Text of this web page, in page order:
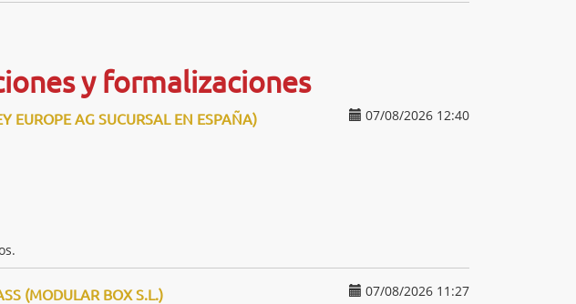
y formalizaciones
07/08/2026 12:40
EUROPE AG SUCURSAL EN ESPAÑA)
07/08/2026 11:27
(MODULAR BOX S.L.)